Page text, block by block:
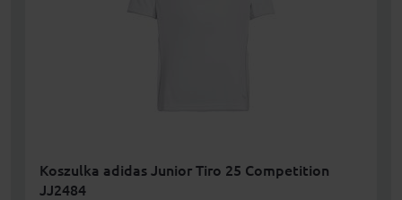
Koszulka adidas Junior Tiro 25 Competition
JJ2484